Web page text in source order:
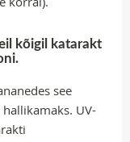
kõigil katarakt
see
UV-